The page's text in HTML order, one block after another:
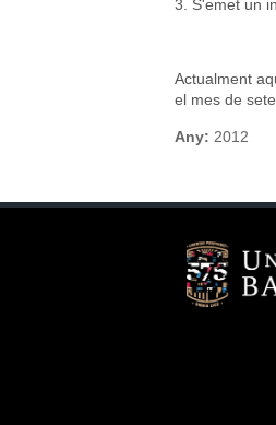
3. S'emet un
Actualment
el mes de
Any: 2012